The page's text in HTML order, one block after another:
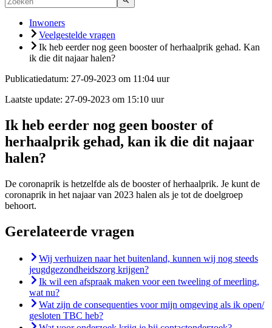
Inwoners
Veelgestelde vragen
Ik heb eerder nog geen booster of herhaalprik gehad. Kan
ik die dit najaar halen?
Publicatiedatum: 27-09-2023 om 11:04 uur
Laatste update: 27-09-2023 om 15:10 uur
Ik heb eerder nog geen booster of
herhaalprik gehad, kan ik die dit najaar
halen?
De coronaprik is hetzelfde als de booster of herhaalprik. Je kunt de
coronaprik in het najaar van 2023 halen als je tot de doelgroep
behoort.
Gerelateerde vragen
Wij verhuizen naar het buitenland, kunnen wij nog steeds
jeugdgezondheidszorg krijgen?
Ik wil een afspraak maken voor een tweeling of meerling,
wat nu?
Wat zijn de consequenties voor mijn omgeving als ik open/
gesloten TBC heb?